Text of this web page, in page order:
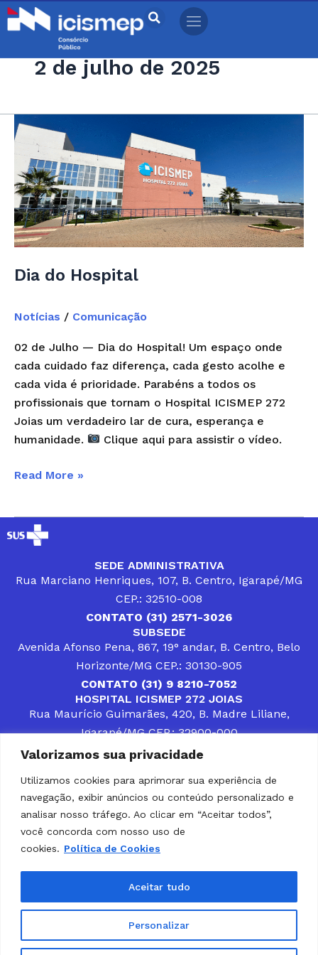
Valorizamos sua privacidade
Utilizamos cookies para aprimorar sua experiência de
navegação, exibir anúncios ou conteúdo personalizado e
analisar nosso tráfego. Ao clicar em “Aceitar todos”,
você concorda com nosso uso de
cookies. Política de Cookies
Personalizar
Aceitar tudo
Ir
para
conteúdo2 de julho de 2025
Dia do Hospital
Notícias / Comunicação
02 de Julho — Dia do Hospital! Um espaço onde
cada cuidado faz diferença, cada gesto acolhe e
cada vida é prioridade. Parabéns a todos os
profissionais que tornam o Hospital ICISMEP 272
Joias um verdadeiro lar de cura, esperança e
humanidade.
Clique aqui para assistir o vídeo.
Dia
do
Hospital
Read More »
SEDE ADMINISTRATIVA
Rua Marciano Henriques, 107, B. Centro, Igarapé/MG
CEP.: 32510-008
CONTATO (31) 2571-3026
SUBSEDE
Avenida Afonso Pena, 867, 19° andar, B. Centro, Belo
Horizonte/MG CEP.: 30130-905
CONTATO (31) 9 8210-7052
HOSPITAL ICISMEP 272 JOIAS
Rua Maurício Guimarães, 420, B. Madre Liliane,
Igarapé/MG CEP.: 32900-000
CONTATOS (31) 3512-4400 ou (31) 9 8309-8660
DESENVOLVER SOLUÇÕES, AÇÕES E SERVIÇOS
PÚBLICOS QUE COMPLEMENTEM A ASSISTÊNCIA À
POPULAÇÃO DA REGIÃO EM QUE ATUA, SENDO
PARCEIRO DOS MUNICÍPIOS CONSORCIADOS NA
SOLUÇÃO DE DIFICULDADES ENFRENTADAS POR
GESTORES MUNICIPAIS, É O COMPROMISSO DO
ICISMEP.
Home Institucional Municípios
Portal da Integridade
LGPD